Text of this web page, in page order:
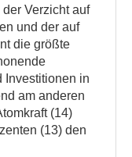
Verzicht auf
und der auf
die größte
Investitionen in
am anderen
(14)
(13) den